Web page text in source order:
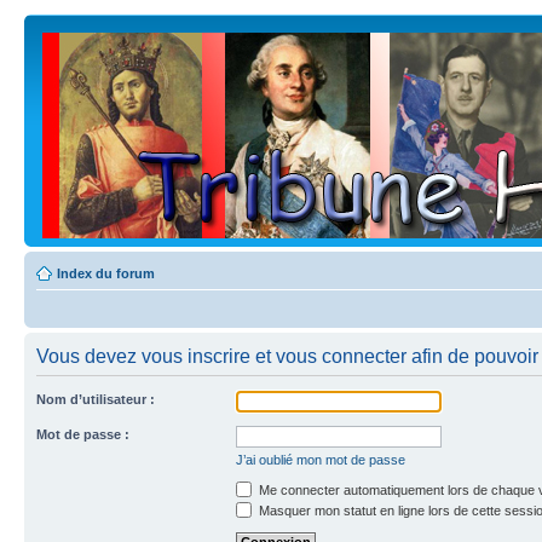
Index du forum
Vous devez vous inscrire et vous connecter afin de
Nom d’utilisateur :
Mot de passe :
J’ai oublié mon mot de passe
Me connecter automatiquement lors de chaque
Masquer mon statut en ligne lors de cette